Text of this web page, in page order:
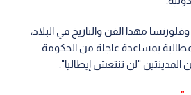
مهدا الفن والتاريخ في البلاد،
بمساعدة عاجلة من الحكومة
"لن تنتعش إيطاليا".